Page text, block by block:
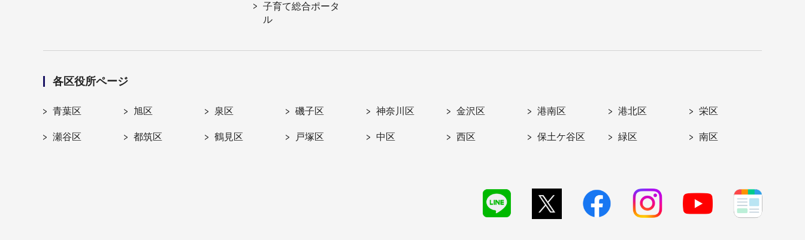
子育て総合ポータ
ル
各区役所ページ
青葉区 旭区 泉区 磯子区 神奈川区 金沢区 港南区 港北区 栄区
瀬谷区 都筑区 鶴見区 戸塚区 中区 西区 保土ケ谷区 緑区 南区